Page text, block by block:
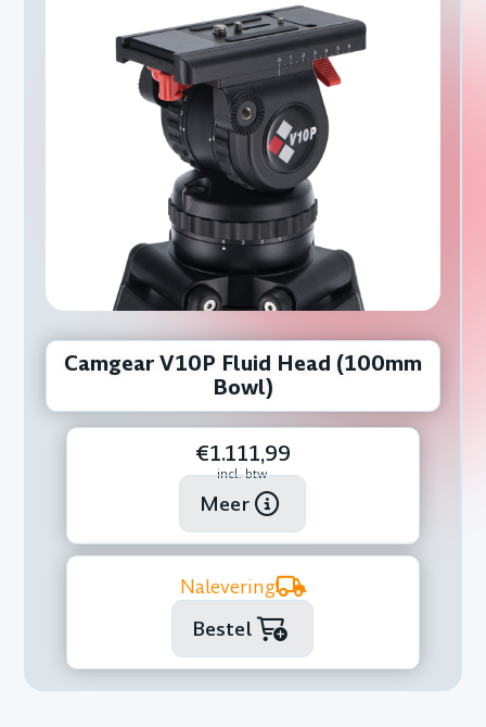
Camgear V10P Fluid Head (100mm
Bowl)
€1.111,99
incl. btw
Meer
Nalevering
Bestel